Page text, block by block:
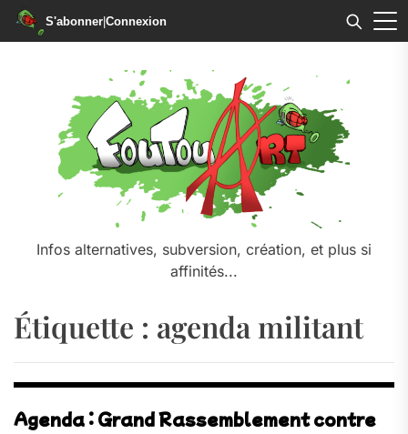
S'abonner|Connexion
Infos alternatives, subversion, création, et plus si
affinités...
Étiquette : agenda militant
Agenda : Grand Rassemblement contre